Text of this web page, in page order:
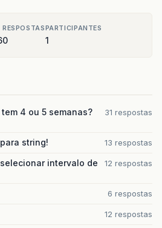
"O produto precisa
EDadoInvalido
telaQuant() {
? EDadoInvalido .
: EDadoInvalido
"Horas precisam ser
();
RESPOSTAS
0
PARTICIPANTES
1
4 ou 5 semanas?
31 respostas
string! 13 respostas
selecionar intervalo de
12 respostas
6 respostas
12 respostas